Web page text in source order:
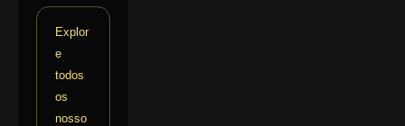
Explor
e
todos
os
nosso